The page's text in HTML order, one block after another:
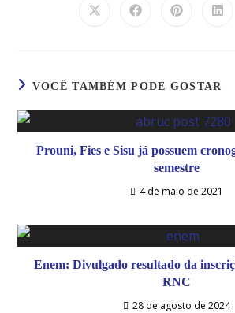
VOCÊ TAMBÉM PODE GOSTAR
Prouni, Fies e Sisu já possuem
semestre
4 de maio de 2021
Enem: Divulgado resultado da
RNC
28 de agosto de 2024